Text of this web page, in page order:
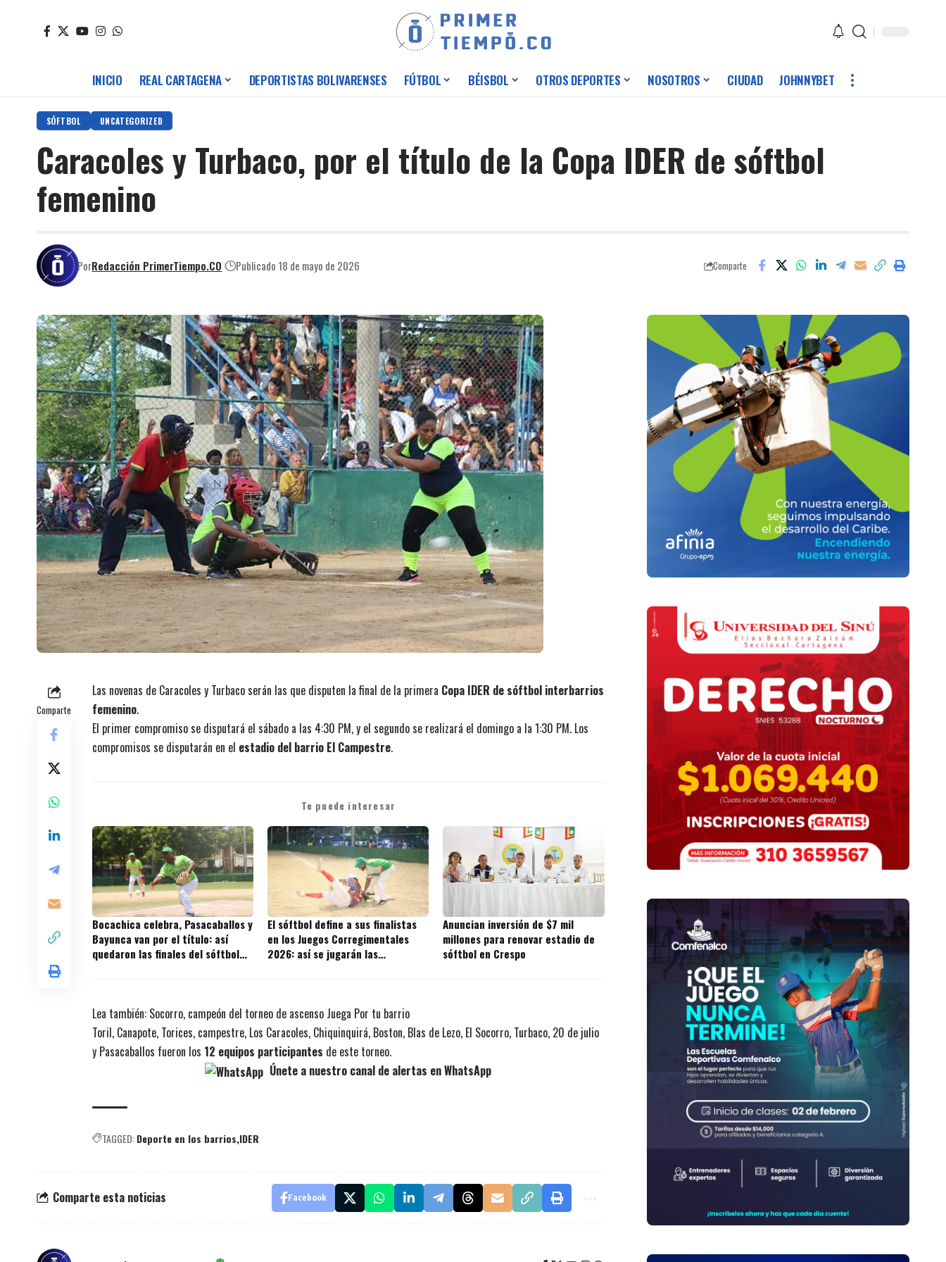
INICIO REAL CARTAGENA DEPORTISTAS BOLIVARENSES FÚTBOL BÉISBOL OTROS DEPORTES NOSOTROS CIUDAD JOHNNYBET
SÓFTBOL UNCATEGORIZED
Caracoles y Turbaco, por el título de la Copa IDER de sóftbol
femenino
PorRedacción PrimerTiempo.CO Publicado 18 de mayo de 2026 Comparte
Comparte
Las novenas de Caracoles y Turbaco serán las que disputen la final de la primera Copa IDER de sóftbol interbarrios
femenino.
El primer compromiso se disputará el sábado a las 4:30 PM, y el segundo se realizará el domingo a la 1:30 PM. Los
compromisos se disputarán en el estadio del barrio El Campestre.
Te puede interesar
Bocachica celebra, Pasacaballos y
Bayunca van por el título: así
quedaron las finales del sóftbol
El sóftbol define a sus finalistas
en los Juegos Corregimentales
2026: así se jugarán las
Anuncian inversión de $7 mil
millones para renovar estadio de
sóftbol en Crespo
Lea también: Socorro, campeón del torneo de ascenso Juega Por tu barrio
Toril, Canapote, Torices, campestre, Los Caracoles, Chiquinquirá, Boston, Blas de Lezo, El Socorro, Turbaco, 20 de julio
y Pasacaballos fueron los 12 equipos participantes de este torneo.
Únete a nuestro canal de alertas en WhatsApp
TAGGED:Deporte en los barrios IDER
Comparte esta noticias Facebook